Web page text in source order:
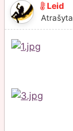
Leid
Atrašyta